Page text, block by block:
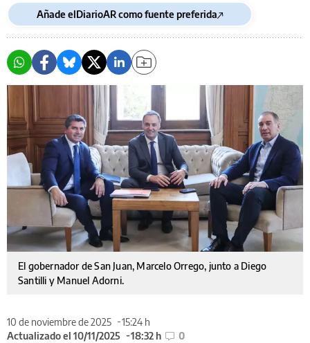
Añade elDiarioAR como fuente preferida
El gobernador de San Juan, Marcelo Orrego, junto a Diego
Santilli y Manuel Adorni.
10 de noviembre de 2025
15:24 h
Actualizado el 10/11/2025
18:32 h 0